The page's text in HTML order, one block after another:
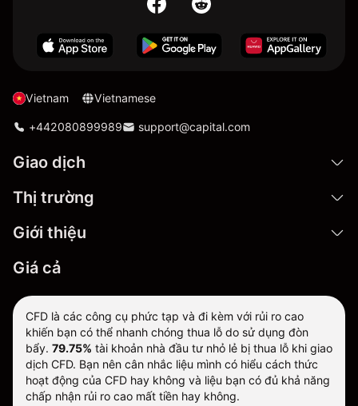
Vietnam Vietnamese
+442080899989 support@capital.com
Giao dịch
Thị trường
Giới thiệu
Giá cả
CFD là các công cụ phức tạp và đi kèm với rủi ro cao
khiến bạn có thể nhanh chóng thua lỗ do sử dụng đòn
bẩy. 79.75% tài khoản nhà đầu tư nhỏ lẻ bị thua lỗ khi giao
dịch CFD. Bạn nên cân nhắc liệu mình có hiểu cách thức
hoạt động của CFD hay không và liệu bạn có đủ khả năng
chấp nhận rủi ro cao mất tiền hay không.